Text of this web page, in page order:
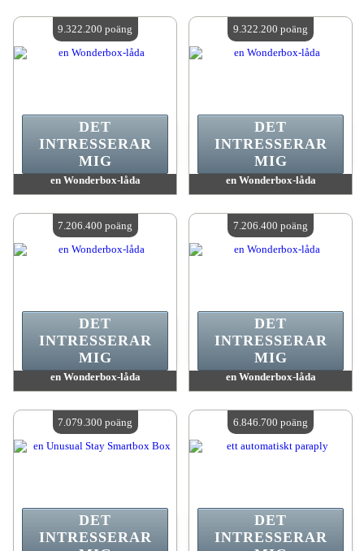
Antal tillgängliga:4
Antal tillgängliga:4
en Wonderbox-låda
Antal tillgängliga:4
DET
INTRESSERAR
MIG
9.322.200 poäng
en Wonderbox-låda
Antal tillgängliga:4
DET
INTRESSERAR
MIG
9.322.200 poäng
en Wonderbox-låda
Antal tillgängliga:4
DET
INTRESSERAR
MIG
7.206.400 poäng
en Wonderbox-låda
Antal tillgängliga:4
DET
INTRESSERAR
MIG
7.206.400 poäng
DET
INTRESSERAR
7.079.300 poäng
DET
INTRESSERAR
6.846.700 poäng